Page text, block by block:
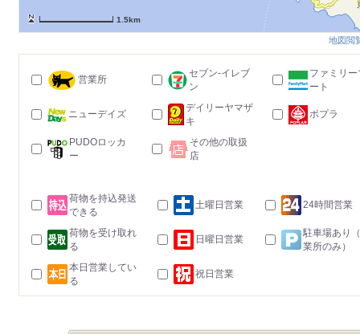
1.5km
地図閲
営業所
セブン-イレブ
ン
ファミリー
ート
ニューデイズ
デイリーヤマザ
キ
ポプラ
PUDOロッカ
ー
その他の取扱
店
荷物を持込発送
できる
土曜日営業 24時間営業
荷物を受け取れ
る
日曜日営業
駐車場あり
業所のみ）
本日営業してい
る
祝日営業